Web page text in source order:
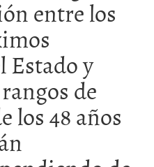
entre los
Estado y
de
los 48 años